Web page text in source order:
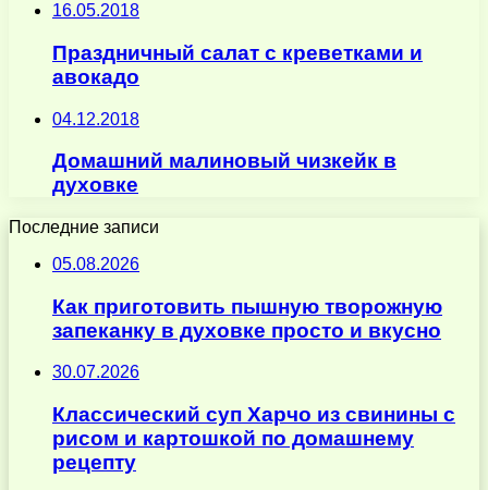
16.05.2018
Праздничный салат с креветками и
авокадо
04.12.2018
Домашний малиновый чизкейк в
духовке
Последние записи
05.08.2026
Как приготовить пышную творожную
запеканку в духовке просто и вкусно
30.07.2026
Классический суп Харчо из свинины с
рисом и картошкой по домашнему
рецепту